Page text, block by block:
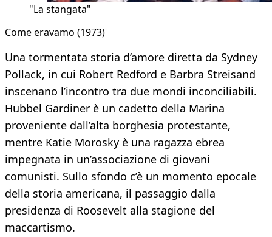
"La stangata"
Come eravamo (1973)
Una tormentata storia d’amore diretta da Sydney
Pollack, in cui Robert Redford e Barbra Streisand
inscenano l’incontro tra due mondi inconciliabili.
Hubbel Gardiner è un cadetto della Marina
proveniente dall’alta borghesia protestante,
mentre Katie Morosky è una ragazza ebrea
impegnata in un’associazione di giovani
comunisti. Sullo sfondo c’è un momento epocale
della storia americana, il passaggio dalla
presidenza di Roosevelt alla stagione del
maccartismo.